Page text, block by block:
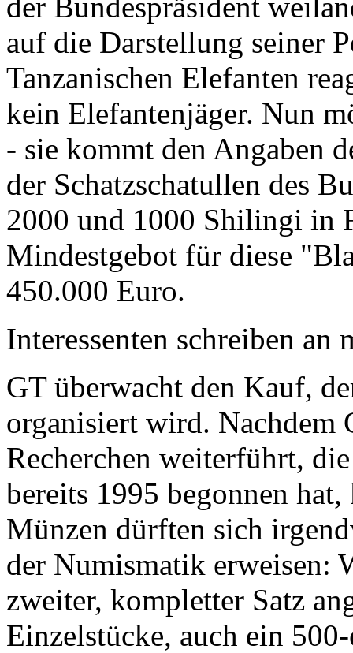
auf die Darstellung seiner
Tanzanischen Elefanten
kein Elefantenjäger. Nun
- sie kommt den Angaben
der Schatzschatullen des
2000 und 1000 Shilingi in
Mindestgebot für diese
450.000 Euro.
Interessenten schreiben
GT überwacht den Kauf,
organisiert wird. Nachdem
Recherchen weiterführt,
bereits 1995 begonnen
Münzen dürften sich
der Numismatik erweisen:
zweiter, kompletter Satz
Einzelstücke, auch ein